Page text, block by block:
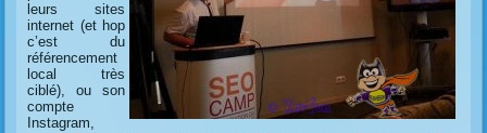
leurs sites
internet (et hop
c’est du
référencement
local très
ciblé), ou son
compte
Instagram,